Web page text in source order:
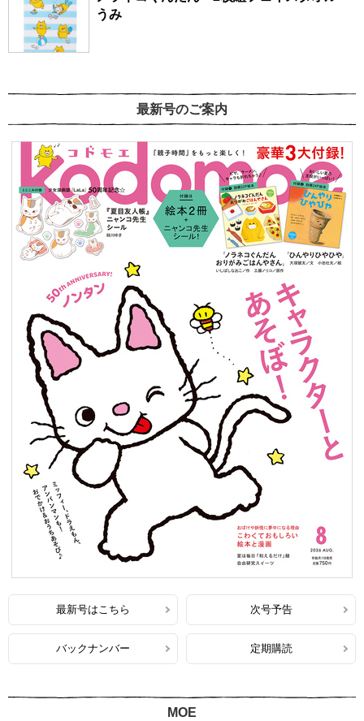
うみ
最新号のご案内
最新号はこちら 次号予告
バックナンバー 定期購読
MOE